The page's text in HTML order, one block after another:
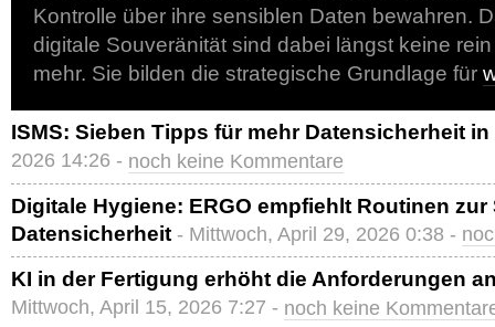
Kontrolle über ihre sensiblen Daten bewahren.
digitale Souveränität sind dabei längst keine
mehr. Sie bilden die strategische Grundlage für
ISMS: Sieben Tipps für mehr Datensicherheit in
2026 14:26 - noch keine Kommentare
Digitale Hygiene: ERGO empfiehlt Routinen
Datensicherheit - Mittwoch, April 29, 2026 0:38 -
KI in der Fertigung erhöht die Anforderungen
Mittwoch, April 15, 2026 7:27 - noch keine